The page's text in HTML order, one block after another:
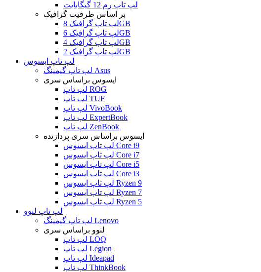
لپ تاپ رم 12 گیگابایت
بر اساس ظرفیت گرافیک
لپ تاپ گرافیک 8GB
لپ تاپ گرافیک 6GB
لپ تاپ گرافیک 4GB
لپ تاپ گرافیک 2GB
لپ تاپ ایسوس
لپ تاپ گیمینگ Asus
ایسوس براساس سری
لپ تاپ ROG
لپ تاپ TUF
لپ تاپ VivoBook
لپ تاپ ExpertBook
لپ تاپ ZenBook
ایسوس براساس سری پردازنده
لپ تاپ ایسوس Core i9
لپ تاپ ایسوس Core i7
لپ تاپ ایسوس Core i5
لپ تاپ ایسوس Core i3
لپ تاپ ایسوس Ryzen 9
لپ تاپ ایسوس Ryzen 7
لپ تاپ ایسوس Ryzen 5
لپ تاپ لنوو
لپ تاپ گیمینگ Lenovo
لنوو براساس سری
لپ تاپ LOQ
لپ تاپ Legion
لپ تاپ Ideapad
لپ تاپ ThinkBook